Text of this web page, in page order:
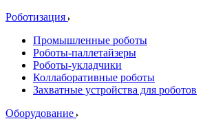
Роботизация
Промышленные роботы
Роботы-паллетайзеры
Роботы-укладчики
Коллаборативные роботы
Захватные устройства для роботов
Оборудование